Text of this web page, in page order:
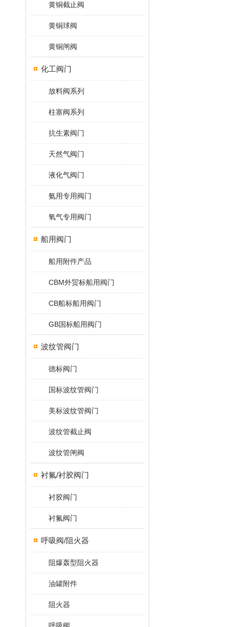
黄铜截止阀
黄铜球阀
黄铜闸阀
化工阀门
放料阀系列
柱塞阀系列
抗生素阀门
天然气阀门
液化气阀门
氨用专用阀门
氧气专用阀门
船用阀门
船用附件产品
CBM外贸标船用阀门
CB船标船用阀门
GB国标船用阀门
波纹管阀门
德标阀门
国标波纹管阀门
美标波纹管阀门
波纹管截止阀
波纹管闸阀
衬氟/衬胶阀门
衬胶阀门
衬氟阀门
呼吸阀/阻火器
阻爆轰型阻火器
油罐附件
阻火器